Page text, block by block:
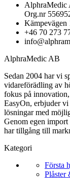
AlphraMedic
Org.nr
Kämpevägen
+46 70 273
AlphraMedic AB
Sedan 2004 har vi
vidareförädling av
fokus på
EasyOn, erbjuder vi
lösningar med
Genom egen
har tillgång till
Kategori
Första
Plåster